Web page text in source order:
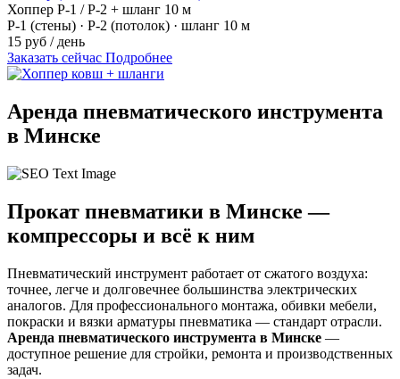
Хоппер Р-1 / Р-2 + шланг 10 м
Р-1 (стены) · Р-2 (потолок) · шланг 10 м
15 руб / день
Заказать сейчас Подробнее
Аренда пневматического инструмента
в Минске
Прокат пневматики в Минске —
компрессоры и всё к ним
Пневматический инструмент работает от сжатого воздуха:
точнее, легче и долговечнее большинства электрических
аналогов. Для профессионального монтажа, обивки мебели,
покраски и вязки арматуры пневматика — стандарт отрасли.
Аренда пневматического инструмента в Минске —
доступное решение для стройки, ремонта и производственных
задач.